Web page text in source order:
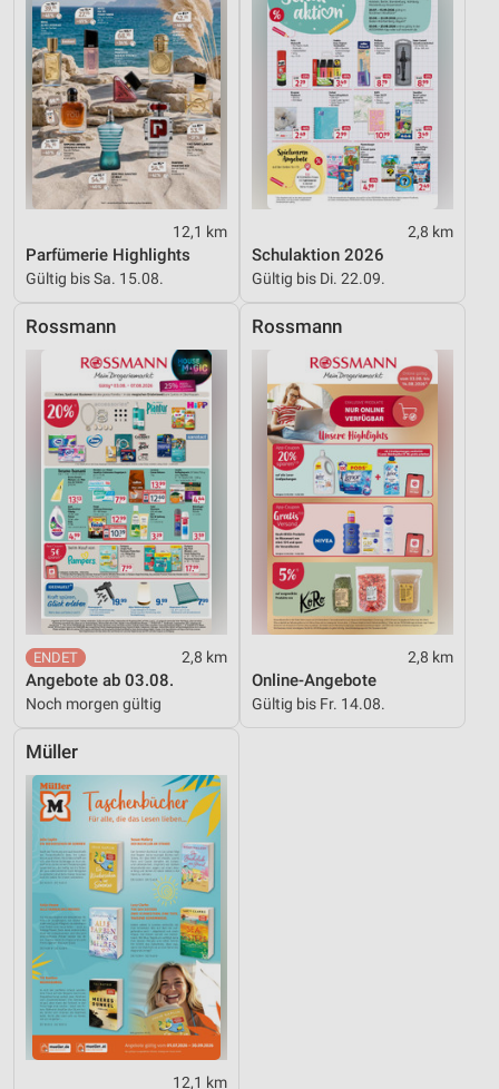
12,1 km
Parfümerie Highlights
Gültig bis Sa. 15.08.
2,8 km
Schulaktion 2026
Gültig bis Di. 22.09.
Rossmann
2,8 km
Angebote ab 03.08.
Noch morgen gültig
Rossmann
2,8 km
Online-Angebote
Gültig bis Fr. 14.08.
Müller
12,1 km